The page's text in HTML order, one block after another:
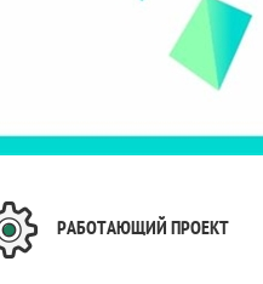
РАБОТАЮЩИЙ ПРОЕКТ